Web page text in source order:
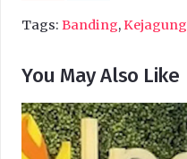
Tags: Banding,Kejagung
You May Also Like